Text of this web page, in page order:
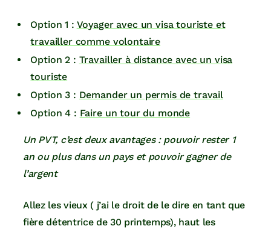
Option 1 : Voyager avec un visa touriste et
travailler comme volontaire
Option 2 : Travailler à distance avec un visa
touriste
Option 3 : Demander un permis de travail
Option 4 : Faire un tour du monde
Un PVT, c’est deux avantages : pouvoir rester 1
an ou plus dans un pays et pouvoir gagner de
l’argent
Allez les vieux ( j’ai le droit de le dire en tant que
fière détentrice de 30 printemps), haut les